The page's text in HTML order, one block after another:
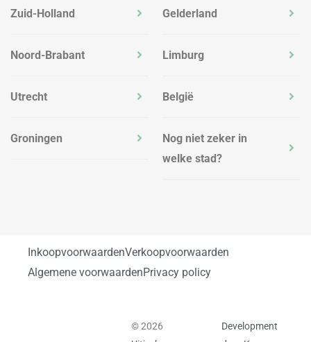
Zuid-Holland
Noord-Brabant
Utrecht
Groningen
Gelderland
Limburg
België
Nog niet zeker in
welke stad?
InkoopvoorwaardenVerkoopvoorwaarden
Algemene voorwaardenPrivacy policy
© 2026
Development